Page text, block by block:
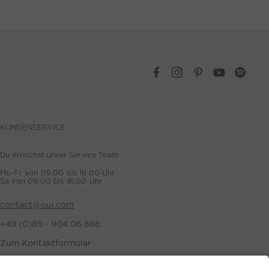
KUNDENSERVICE
Du erreichst unser Service Team
Mo-Fr von 09:00 bis 19:00 Uhr
Sa von 09:00 bis 16:00 Uhr
contact@oui.com
+49 (0)89 - 904 06 868
Zum Kontaktformular